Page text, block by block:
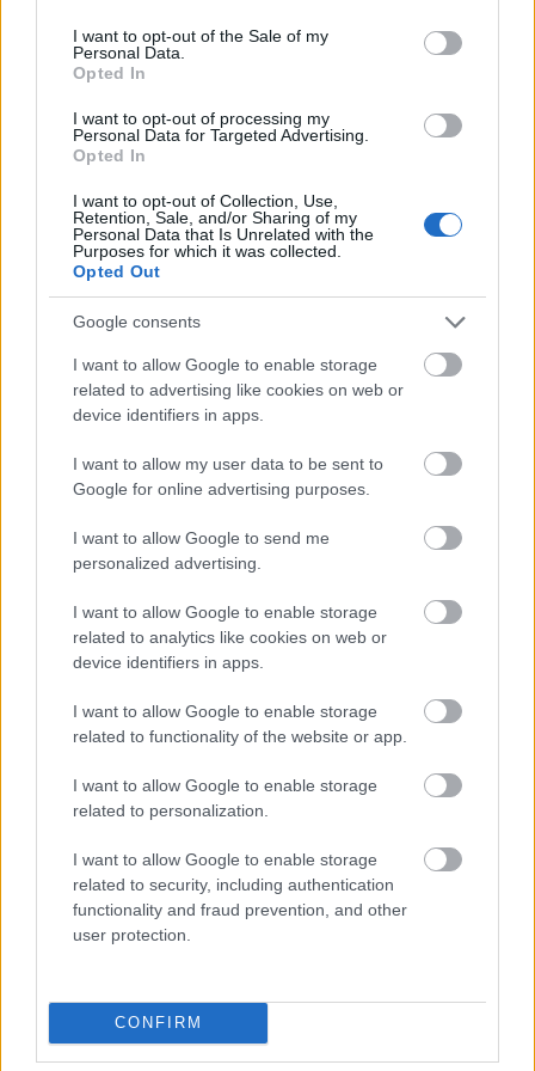
consent section.
I want to opt-out of the Sale of my
Personal Data.
Opted In
I want to opt-out of processing my
Personal Data for Targeted Advertising.
Opted In
I want to opt-out of Collection, Use,
Retention, Sale, and/or Sharing of my
Personal Data that Is Unrelated with the
Purposes for which it was collected.
Opted Out
Google consents
I want to allow Google to enable storage
related to advertising like cookies on web or
device identifiers in apps.
I want to allow my user data to be sent to
Google for online advertising purposes.
I want to allow Google to send me
personalized advertising.
I want to allow Google to enable storage
related to analytics like cookies on web or
device identifiers in apps.
I want to allow Google to enable storage
related to functionality of the website or app.
I want to allow Google to enable storage
related to personalization.
I want to allow Google to enable storage
related to security, including authentication
functionality and fraud prevention, and other
user protection.
CONFIRM
- 1 evőkanál liszt
- petrezselyem
- őrölt bors
A leveshez vágjuk apróra a hagymát, dinszteljük
répát és a felkockázott paprikát, majd kissé pirítsuk
át. Ezután engedjük fel a vízzel, sózzuk ízlés szerint.
hozzávalókat keverjük össze egy tálban, majd a
masszából vizes kézzel formázzunk kis húsgolyókat.
Forrás után a levest közepes hőfokon főzzük tovább,
adjuk hozzá a húsgombócokat és főzzük még
legalább 30 percig, amíg a gombócok fel nem
adjuk hozzá a lestyánt, zellerzöldet és a
petrezselymet, és – cibere híján – ízlés szerint 1-3
evőkanál citromlével savanyítsuk, még 3-5 percig